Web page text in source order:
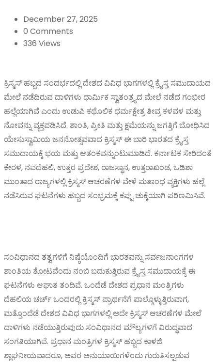
December 27, 2025
0 Comments
336 Views
ಕ್ರಿಸ್ಮಸ್ ಹಬ್ಬದ ಸಂದರ್ಭದಲ್ಲಿ ದೇಶದ ವಿವಿಧ ಭಾಗಗಳಲ್ಲಿ ಕ್ರೈಸ್ತ ಸಮುದಾಯದ
ಮೇಲೆ ನಡೆದಿರುವ ದಾಳಿಗಳು ಧಾರ್ಮಿಕ ಸ್ವಾತಂತ್ರ್ಯದ ಮೇಲೆ ನಡೆದ ಗಂಭೀರ
ಹಲ್ಲೆಯಾಗಿವೆ ಎಂದು ಉಡುಪಿ ಕಥೊಲಿಕ ಧರ್ಮಕ್ಷೇತ್ರ ತೀವ್ರ ಕಳವಳ ಮತ್ತು
ನೋವನ್ನು ವ್ಯಕ್ತಪಡಿಸಿದೆ. ಶಾಂತಿ, ಪ್ರೀತಿ ಮತ್ತು ಕ್ಷಮೆಯನ್ನು ಜಗತ್ತಿಗೆ ಬೋಧಿಸಿದ
ಯೇಸುಸ್ವಾಮಿಯ ಜನನೋತ್ಸವವಾದ ಕ್ರಿಸ್ಮಸ್ ಈ ಬಾರಿ ಭಾರತದ ಕ್ರೈಸ್ತ
ಸಮುದಾಯಕ್ಕೆ ಭಯ ಮತ್ತು ಆತಂಕವನ್ನುಂಟುಮಾಡಿದೆ. ಕರ್ನಾಟಕ ಸೇರಿದಂತೆ
ಕೇರಳ, ನವದೆಹಲಿ, ಉತ್ತರ ಪ್ರದೇಶ, ರಾಜಸ್ಥಾನ, ಉತ್ತರಾಖಂಡ, ಒಡಿಶಾ
ಮುಂತಾದ ರಾಜ್ಯಗಳಲ್ಲಿ ಕ್ರಿಸ್ಮಸ್ ಆಚರಣೆಗಳ ವೇಳೆ ಮತಾಂಧ ವ್ಯಕ್ತಿಗಳು ಹಲ್ಲೆ
ನಡೆಸಿರುವ ಘಟನೆಗಳು ಹಬ್ಬದ ಸಂಭ್ರಮಕ್ಕೆ ಕಪ್ಪು ಚುಕ್ಕೆಯಾಗಿ ಪರಿಣಮಿಸಿವೆ.
ಸಂವಿಧಾನದ ತತ್ವಗಳಿಗೆ ನಿಷ್ಠೆಯೊಂದಿಗೆ ಭಾರತವನ್ನು ಸರ್ವಜನಾಂಗಗಳ
ಶಾಂತಿಯ ತೋಟವೆಂದು ನಂಬಿ ಬದುಕುತ್ತಿರುವ ಕ್ರೈಸ್ತ ಸಮುದಾಯಕ್ಕೆ ಈ
ಘಟನೆಗಳು ಆಘಾತ ತಂದಿವೆ. ಒಂದೆಡೆ ದೇಶದ ಪ್ರಧಾನ ಮಂತ್ರಿಗಳು
ದೆಹಲಿಯ ಚರ್ಚ್ ಒಂದರಲ್ಲಿ ಕ್ರಿಸ್ಮಸ್ ಪ್ರಾರ್ಥನೆಗೆ ಪಾಲ್ಗೊಳ್ಳುತ್ತಿರುವಾಗ,
ಮತ್ತೊಂದೆಡೆ ದೇಶದ ವಿವಿಧ ಭಾಗಗಳಲ್ಲಿ ಅದೇ ಕ್ರಿಸ್ಮಸ್ ಆಚರಣೆಗಳ ಮೇಲೆ
ದಾಳಿಗಳು ನಡೆಯುತ್ತಿರುವುದು ಸಂವಿಧಾನದ ಮೌಲ್ಯಗಳಿಗೆ ವಿರುದ್ಧವಾದ
ಸಂಗತಿಯಾಗಿವೆ. ಪ್ರಧಾನ ಮಂತ್ರಿಗಳ ಕ್ರಿಸ್ಮಸ್ ಹಬ್ಬದ ಕಾಳಜಿ
ಶ್ಲಾಘನೀಯವಾದರೂ, ಅವರ ಅನುಯಾಯಿಗಳೆಂದು ಗುರುತಿಸಲ್ಪಡುವ